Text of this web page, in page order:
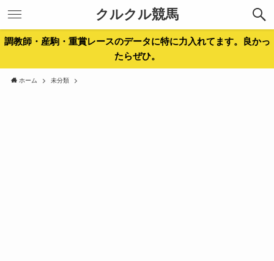
クルクル競馬
調教師・産駒・重賞レースのデータに特に力入れてます。良かっ
たらぜひ。
ホーム 未分類